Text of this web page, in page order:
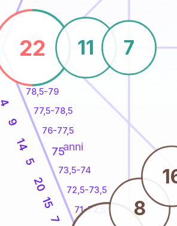
71-72,5
72,5-73,5
73,5-74
76-77,5
77,5-78,5
78,5-79
7
15
20
5
14
9
4
22 11 7
8
75anni